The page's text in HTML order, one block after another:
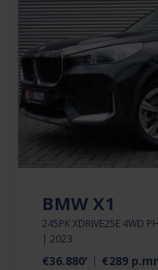
BMW X1
245PK XDRIVE25E 4WD
| 2023
€36.880' €289